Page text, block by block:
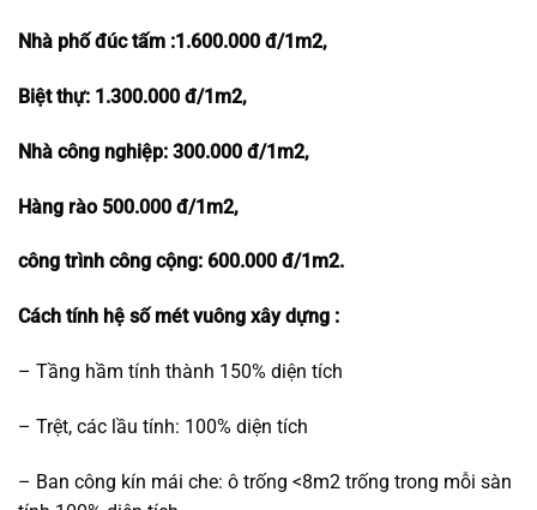
Nhà phố đúc tấm :1.600.000 đ/1m2,
Biệt thự: 1.300.000 đ/1m2,
Nhà công nghiệp: 300.000 đ/1m2,
Hàng rào 500.000 đ/1m2,
công trình công cộng: 600.000 đ/1m2.
Cách tính hệ số mét vuông xây dựng :
– Tầng hầm tính thành 150% diện tích
– Trệt, các lầu tính: 100% diện tích
– Ban công kín mái che: ô trống <8m2 trống trong mỗi sàn